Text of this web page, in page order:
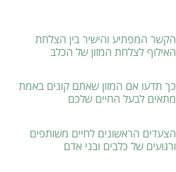
הקשר המפתיע והישיר בין הצלחת
האילוף לצלחת המזון של הכלב
כך תדעו אם המזון שאתם קונים באמת
מתאים לבעל החיים שלכם
הצעדים הראשונים לחיים משותפים
ורגועים של כלבים ובני אדם